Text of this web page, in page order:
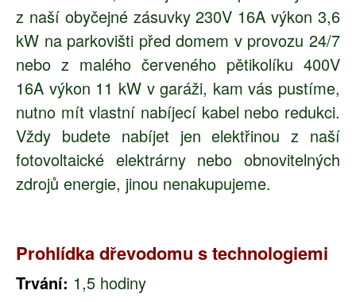
z naší obyčejné zásuvky 230V 16A výkon 3,6
kW na parkovišti před domem v provozu 24/7
nebo z malého červeného pětikolíku 400V
16A výkon 11 kW v garáži, kam vás pustíme,
nutno mít vlastní nabíjecí kabel nebo redukci.
Vždy budete nabíjet jen elektřinou z naší
fotovoltaické elektrárny nebo obnovitelných
zdrojů energie, jinou nenakupujeme.
Prohlídka dřevodomu s technologiemi
Trvání: 1,5 hodiny